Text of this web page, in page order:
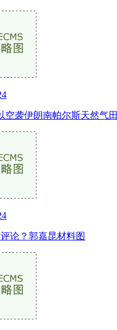
空袭伊朗南帕尔斯天然气田
论？郭嘉昆材料图